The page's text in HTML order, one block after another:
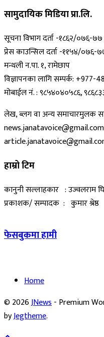
सामुदायिक मिडिया प्रा.लि.
सूचना विभाग दर्ता -१८६२/०७६-७७
प्रेस काउन्सिल दर्ता -११५४/०७६-
मन्थली न.पा. १, रामेछाप
विज्ञापनका लागि सम्पर्क: +977-
मोबाईल नं. : ९८५४०४०५८६,
लेख, ब्लग वा अन्य समाचारमुलक
हाम्रो टिम
कानुनी सल्लाहकार : उज्वलराम
प्रकाशक/ सम्पादक : कुमार श्रेष्ठ
फेसबुकमा हामी
Home
© 2026JNews- Premium
byJegtheme.